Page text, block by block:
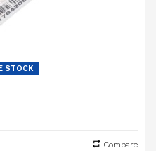
STOCK
Compare